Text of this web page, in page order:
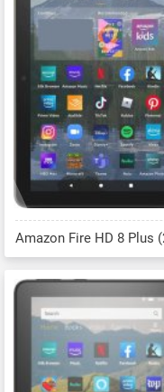
Amazon Fire HD 8 Plus